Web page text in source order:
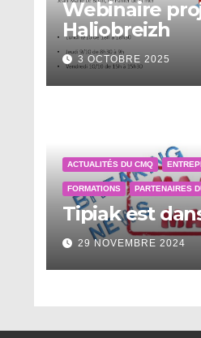
Webinaire
Haliobreizh
3 OCTOBRE 2025
ACTUALITÉS DU CMQ
FORMATIONS PARTENAIRES
Tipiak est
29 NOVEMBRE 2024